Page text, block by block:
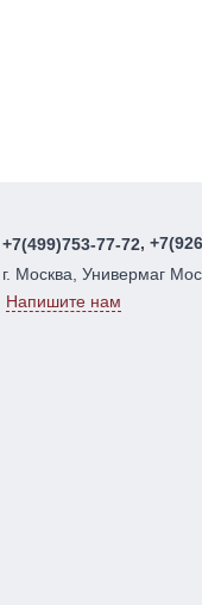
+7(499)753-77-72,
г. Москва, Универмаг
Напишите нам